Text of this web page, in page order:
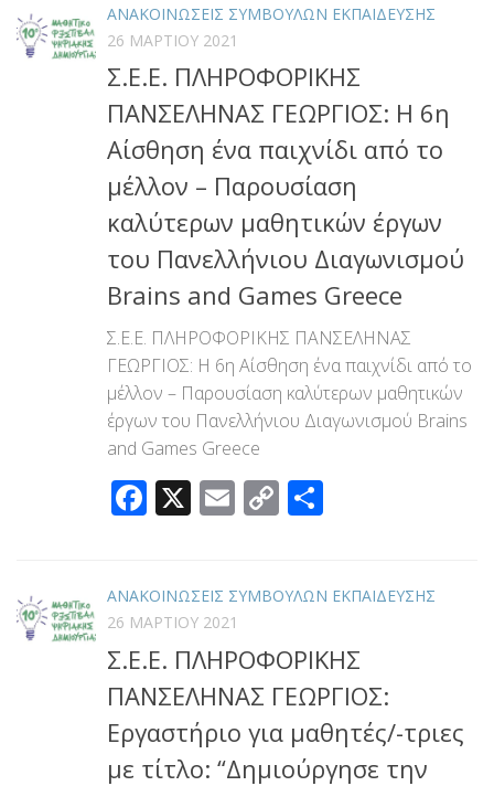
ΑΝΑΚΟΙΝΩΣΕΙΣ ΣΥΜΒΟΥΛΩΝ ΕΚΠΑΙΔΕΥΣΗΣ
26 ΜΑΡΤΊΟΥ 2021
Σ.Ε.Ε. ΠΛΗΡΟΦΟΡΙΚΗΣ
ΠΑΝΣΕΛΗΝΑΣ ΓΕΩΡΓΙΟΣ: Η 6η
Αίσθηση ένα παιχνίδι από το
μέλλον – Παρουσίαση
καλύτερων μαθητικών έργων
του Πανελλήνιου Διαγωνισμού
Brains and Games Greece
Σ.Ε.Ε. ΠΛΗΡΟΦΟΡΙΚΗΣ ΠΑΝΣΕΛΗΝΑΣ
ΓΕΩΡΓΙΟΣ: Η 6η Αίσθηση ένα παιχνίδι από το
μέλλον – Παρουσίαση καλύτερων μαθητικών
έργων του Πανελλήνιου Διαγωνισμού Brains
and Games Greece
Facebook
X Email
Copy
ΑΝΑΚΟΙΝΩΣΕΙΣ ΣΥΜΒΟΥΛΩΝ ΕΚΠΑΙΔΕΥΣΗΣ
26 ΜΑΡΤΊΟΥ 2021
Σ.Ε.Ε. ΠΛΗΡΟΦΟΡΙΚΗΣ
ΠΑΝΣΕΛΗΝΑΣ ΓΕΩΡΓΙΟΣ:
Εργαστήριο για μαθητές/-τριες
με τίτλο: “Δημιούργησε την